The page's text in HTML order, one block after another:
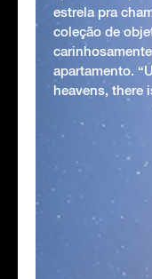
estrela pra
coleção de
apartamento.
heavens, there